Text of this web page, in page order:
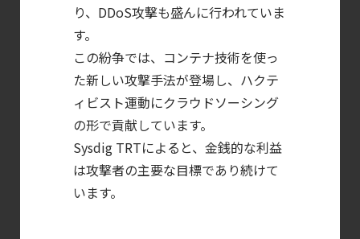
2026
4 つの側面
【ブログ】
CTEMとは何か｜
攻撃者視点でクラウドの弱点を可視化する新
【ブログ】
り、DDoS攻撃も盛んに行われていま
す。
この紛争では、コンテナ技術を使っ
た新しい攻撃手法が登場し、ハクテ
ィビスト運動にクラウドソーシング
の形で貢献しています。
Sysdig TRTによると、金銭的な利益
は攻撃者の主要な目標であり続けて
います。